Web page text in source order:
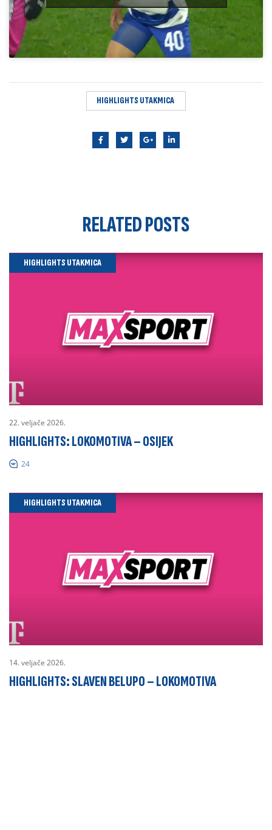
HIGHLIGHTS UTAKMICA
RELATEDPOSTS
HIGHLIGHTS UTAKMICA
22. veljače 2026.
HIGHLIGHTS: LOKOMOTIVA – OSIJEK
24
HIGHLIGHTS UTAKMICA
14. veljače 2026.
HIGHLIGHTS: SLAVEN BELUPO – LOKOMOTIVA